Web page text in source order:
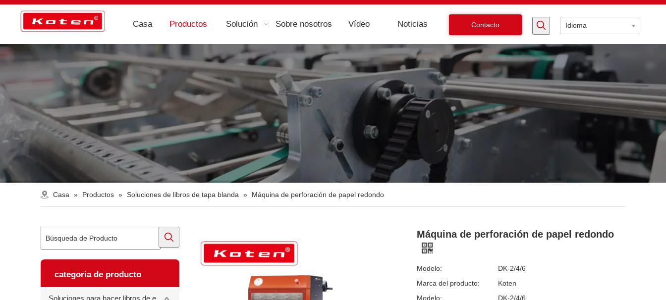
Casa Productos Solución Sobre nosotros Vídeo Noticias Contacto Idioma
Casa » Productos » Soluciones de libros de tapa blanda » Máquina de perforación de papel redondo
categoria de producto
Soluciones para hacer libros de ejercicios
Máquina de perforación de papel redondo
Modelo:
DK-2/4/6
Marca del producto:
Koten
Modelo:
DK-2/4/6